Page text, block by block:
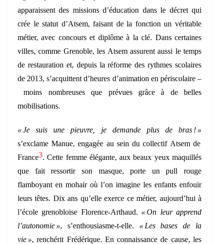
apparaissent des missions d’éducation dans le décret qui
crée le statut d’Atsem, faisant de la fonction un véritable
métier, avec concours et diplôme à la clé. Dans certaines
villes, comme Grenoble, les Atsem assurent aussi le temps
de restauration et, depuis la réforme des rythmes scolaires
de 2013, s’acquittent d’heures d’animation en périscolaire –
moins nombreuses que prévues grâce à de belles
mobilisations.
« Je suis une pieuvre, je demande plus de bras ! »
s’exclame Manue, engagée au sein du collectif Atsem de
France3. Cette femme élégante, aux beaux yeux maquillés
que fait ressortir son masque, porte un pull rouge
flamboyant en mohair où l’on imagine les enfants enfouir
leurs têtes. Dix ans qu’elle exerce ce métier, aujourd’hui à
l’école grenobloise Florence-Arthaud. « On leur apprend
l’autonomie », s’enthousiasme-t-elle. « Les bases de la
vie », renchérit Frédérique. En connaissance de cause, les